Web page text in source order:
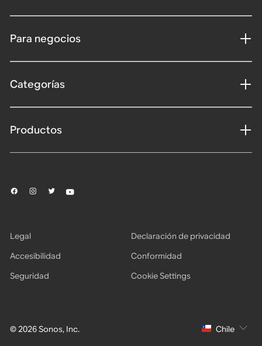
Para negocios
Categorías
Productos
© 2026 Sonos, Inc.
Legal
Declaración de privacidad
Accesibilidad
Conformidad
Seguridad
Cookie Settings
Chile